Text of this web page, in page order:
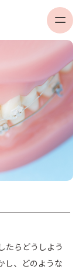
たらどうしよう
し、どのような